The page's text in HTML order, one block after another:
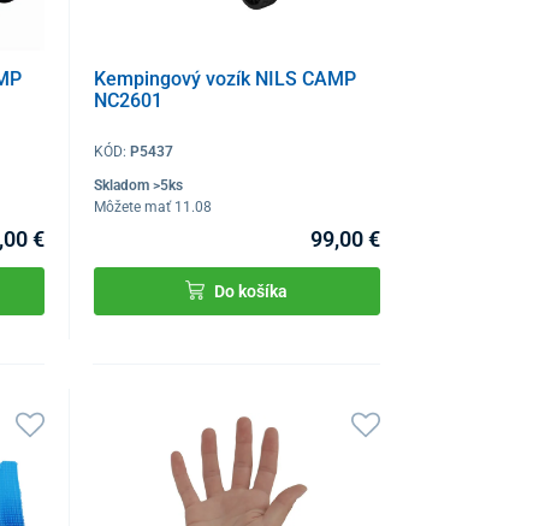
€
Kempingový vozík NILS CAMP
NC2601
KÓD: P5437
Skladom >5ks
Môžete mať 11.08
99,00 €
Do košíka